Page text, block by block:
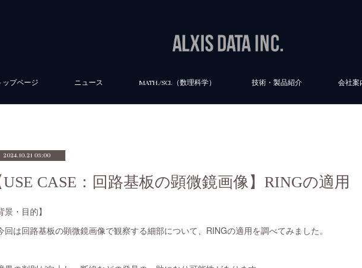
ップページ ニュース MATH./SCI.（数理科学） 技術・製品紹介 会社案
2024.10.21 05:00
USE CASE：回路基板の顕微鏡画像】RINGの適用
景・目的】
回は回路基板の顕微鏡画像で観察する細部について、RINGの適用を調べてみました。